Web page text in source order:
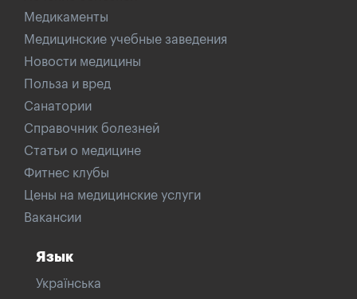
Медикаменты
Медицинские учебные заведения
Новости медицины
Польза и вред
Санатории
Справочник болезней
Статьи о медицине
Фитнес клубы
Цены на медицинские услуги
Вакансии
Язык
Українська